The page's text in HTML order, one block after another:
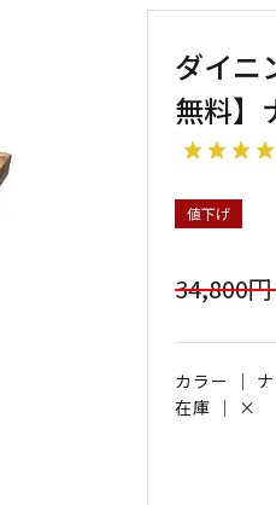
ダイニ
無料】
値下げ
34,800
カラー ｜
在庫 ｜ ×